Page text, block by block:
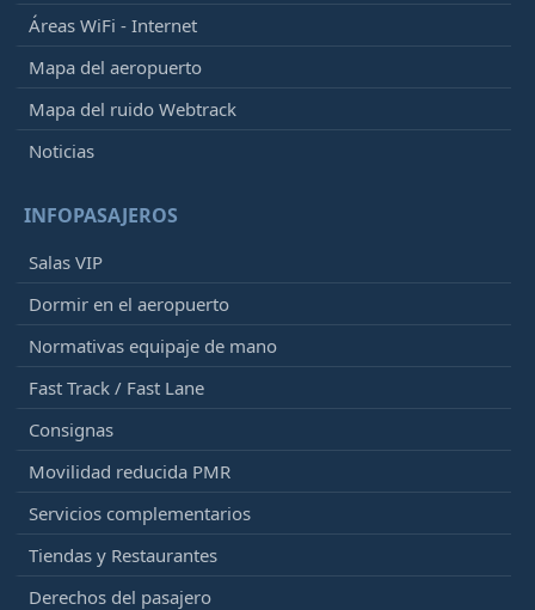
Áreas WiFi - Internet
Mapa del aeropuerto
Mapa del ruido Webtrack
Noticias
INFOPASAJEROS
Salas VIP
Dormir en el aeropuerto
Normativas equipaje de mano
Fast Track / Fast Lane
Consignas
Movilidad reducida PMR
Servicios complementarios
Tiendas y Restaurantes
Derechos del pasajero